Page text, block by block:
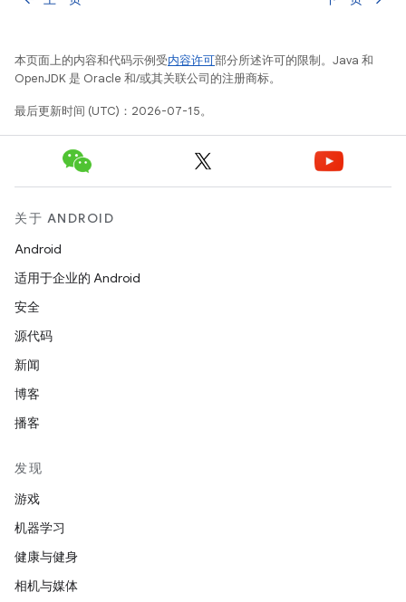
本页面上的内容和代码示例受内容许可部分所述许可的限制。Java 和
OpenJDK 是 Oracle 和/或其关联公司的注册商标。
最后更新时间 (UTC)：2026-07-15。
关于 ANDROID
Android
适用于企业的 Android
安全
源代码
新闻
博客
播客
发现
游戏
机器学习
健康与健身
相机与媒体